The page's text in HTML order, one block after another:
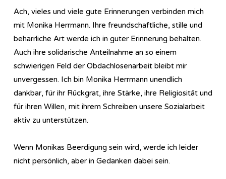
Ach, vieles und viele gute Erinnerungen verbinden mich
mit Monika Herrmann. Ihre freundschaftliche, stille und
beharrliche Art werde ich in guter Erinnerung behalten.
Auch ihre solidarische Anteilnahme an so einem
schwierigen Feld der Obdachlosenarbeit bleibt mir
unvergessen. Ich bin Monika Herrmann unendlich
dankbar, für ihr Rückgrat, ihre Stärke, ihre Religiosität und
für ihren Willen, mit ihrem Schreiben unsere Sozialarbeit
aktiv zu unterstützen.
Wenn Monikas Beerdigung sein wird, werde ich leider
nicht persönlich, aber in Gedanken dabei sein.